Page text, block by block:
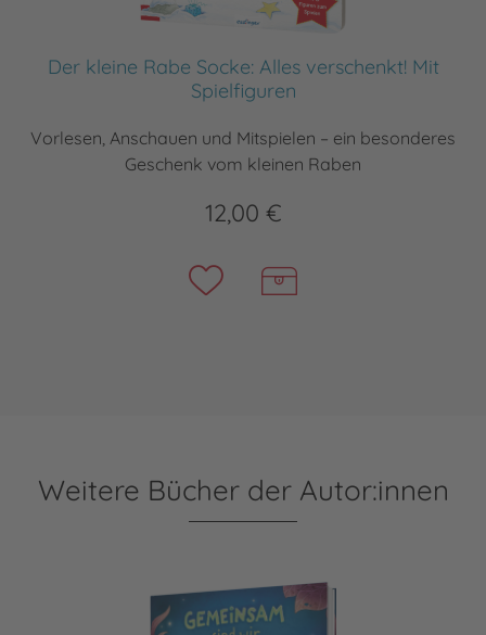
Der kleine Rabe Socke: Alles verschenkt! Mit
Spielfiguren
Vorlesen, Anschauen und Mitspielen – ein besonderes
Geschenk vom kleinen Raben
12,00 €
Weitere Bücher der Autor:innen